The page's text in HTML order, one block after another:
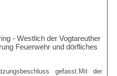
- Westlich der Vogtareuther
Feuerwehr und dörfliches
gefasst.Mit der